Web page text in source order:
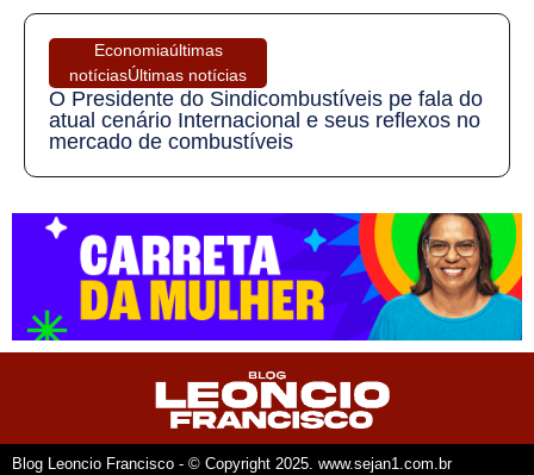
Economiaúltimas
notíciasÚltimas notícias
O Presidente do Sindicombustíveis pe fala do
atual cenário Internacional e seus reflexos no
mercado de combustíveis
Blog Leoncio Francisco - © Copyright 2025. www.sejan1.com.br